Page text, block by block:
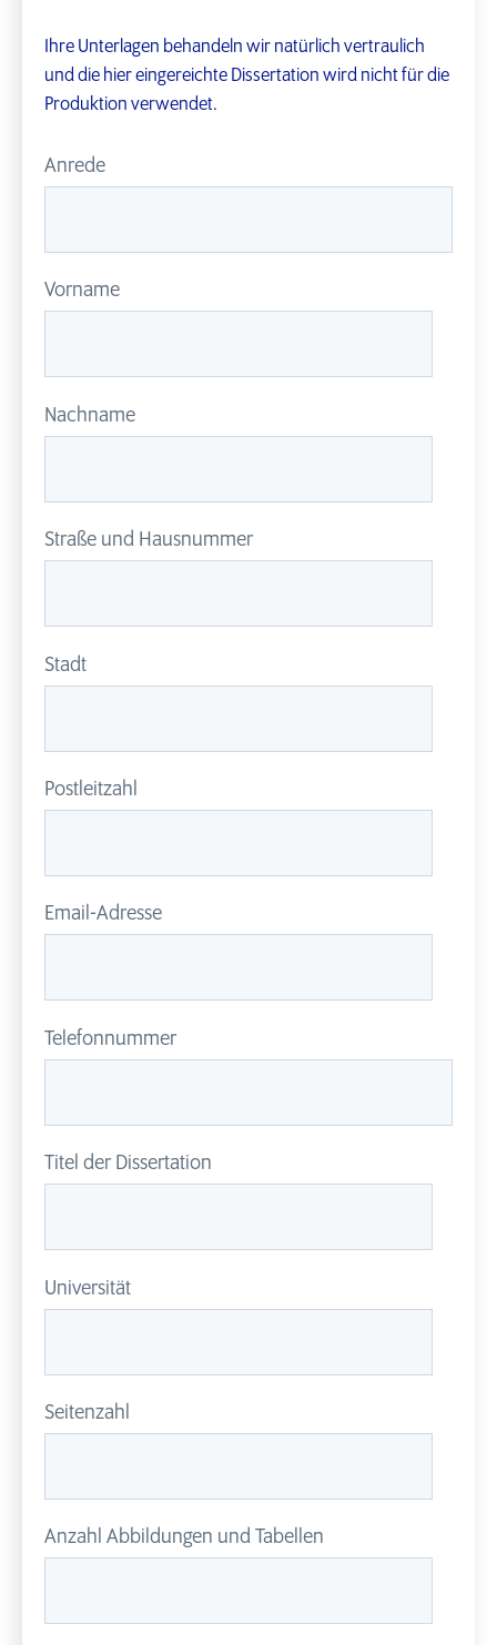
Ihre Unterlagen behandeln wir natürlich vertraulich
und die hier eingereichte Dissertation wird nicht für die
Produktion verwendet.
Anrede
Vorname
Nachname
Straße und Hausnummer
Stadt
Postleitzahl
Email-Adresse
Telefonnummer
Titel der Dissertation
Universität
Seitenzahl
Anzahl Abbildungen und Tabellen